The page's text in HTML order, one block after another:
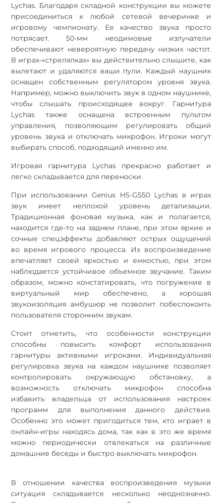
Lychas. Благодаря складной конструкции вы можете
присоединиться к любой сетевой вечеринке и
игровому чемпионату. Ее качество звука просто
потрясает. 50-мм неодимовые излучатели
обеспечивают невероятную передачу низких частот.
В играх-«стрелялках» вы действительно слышите, как
вылетают и удаляются ваши пули. Каждый наушник
оснащен собственным регулятором уровня звука.
Например, можно выключить звук в одном наушнике,
чтобы слышать происходящее вокруг. Гарнитура
Lychas также оснащена встроенным пультом
управления, позволяющим регулировать общий
уровень звука и отключать микрофон. Игроки могут
выбирать способ, подходящий именно им.
Игровая гарнитура Lychas прекрасно работает и
легко складывается для переноски.
При использовании Genius HS-G550 Lychas в играх
звук имеет неплохой уровень детализации.
Традиционная фоновая музыка, как и полагается,
находится где-то на заднем плане, при этом яркие и
сочные спецэффекты добавляют острых ощущений
во время игрового процесса. Их воспроизведение
впечатляет своей яркостью и емкостью, при этом
наблюдается устойчивое объемное звучание. Таким
образом, можно констатировать, что погружение в
виртуальный мир обеспечено, а хорошая
звукоизоляция амбушюр не позволит побеспокоить
пользователя сторонним звукам.
Стоит отметить, что особенности конструкции
способны повысить комфорт использования
гарнитуры активными игроками. Индивидуальная
регулировка звука на каждом наушнике позволяет
контролировать окружающую обстановку, а
возможность отключать микрофон способна
избавить владельца от использования настроек
программ для выполнения данного действия.
Особенно это может пригодиться тем, кто играет в
онлайн-игры находясь дома, так как в это же время
можно периодически отвлекаться на различные
домашние беседы и быстро выключать микрофон.
В отношении качества воспроизведения музыки
ситуация складывается несколько неоднозначно.